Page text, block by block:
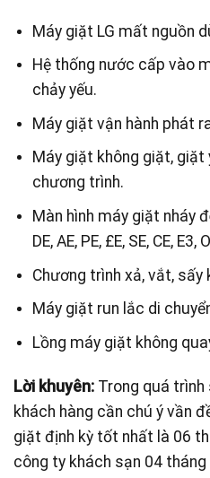
Máy giặt LG mất nguồn
Hệ thống nước cấp vào
chảy yếu.
Máy giặt vận hành phát
Máy giặt không giặt,
chương trình.
Màn hình máy giặt nháy
DE, AE, PE, £E, SE, CE, E3,
Chương trình xả, vắt,
Máy giặt run lắc di
Lồng máy giặt không
Lời khuyên: Trong quá
khách hàng cần chú ý vần
giặt định kỳ tốt nhất là 06
công ty khách sạn 04 tháng